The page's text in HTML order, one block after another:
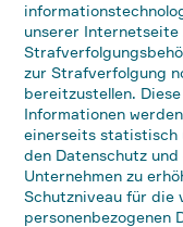
unserer Internetseite
zur Strafverfolgung
bereitzustellen.
Informationen
einerseits statistisch
den Datenschutz
Unternehmen zu
Schutzniveau für die
personenbezogenen